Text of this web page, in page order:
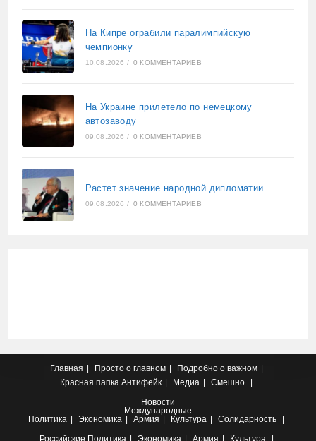
На Кипре ограбили паралимпийскую
чемпионку
10.08.2026 / 0 КОММЕНТАРИЕВ
На Украине прилетело по немецкому
автозаводу
09.08.2026 / 0 КОММЕНТАРИЕВ
Растет значение народной дипломатии
09.08.2026 / 0 КОММЕНТАРИЕВ
Главная Просто о главном
Подробно о важном
Красная папка Антифейк Медиа
Смешно
Новости
Международные
Политика
Экономика Армия Культура
Солидарность
Российские Политика Экономика Армия Культура